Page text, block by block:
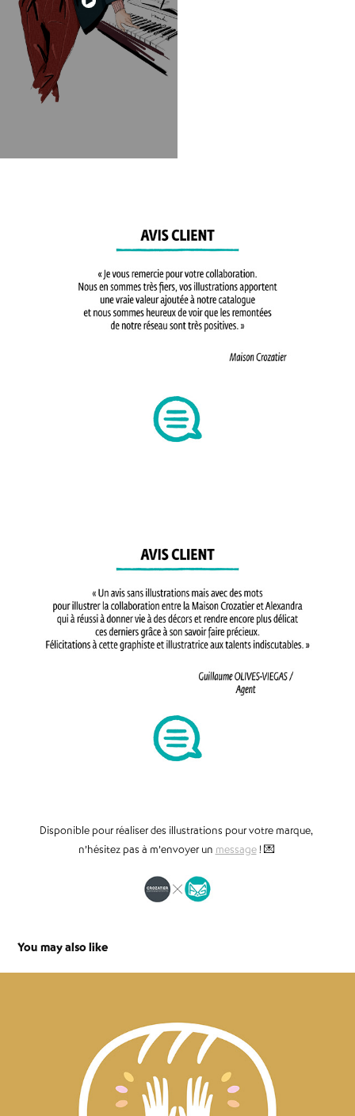
Disponible pour réaliser des illustrations pour votre marque,
n’hésitez pas à m’envoyer un message! 💌
You may also like